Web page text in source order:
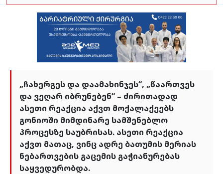
„ჩახერგეს და დაამახინჯეს“, „წაართვეს
და ვეღარ იბრუნებენ“ – ძირითადად
ასეთი რეაქცია აქვთ მოქალაქეებს
გონიოში მიმდინარე სამშენებლო
პროცესზე საუბრისას. ასეთი რეაქცია
აქვთ მათაც, ვინც ადრე ბათუმის მერიას
ნებართვების გაცემის გაჭიანურებას
საყვედურობდა.